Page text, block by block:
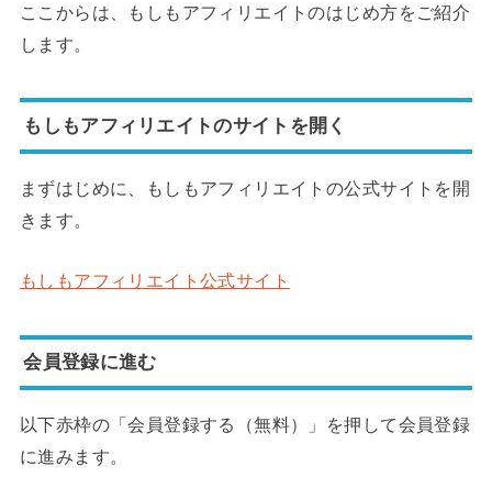
ここからは、もしもアフィリエイトのはじめ方をご紹介
します。
もしもアフィリエイトのサイトを開く
まずはじめに、もしもアフィリエイトの公式サイトを開
きます。
もしもアフィリエイト公式サイト
会員登録に進む
以下赤枠の「会員登録する（無料）」を押して会員登録
に進みます。